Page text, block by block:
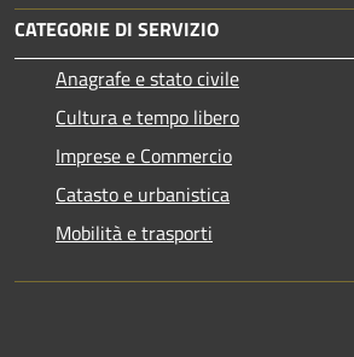
CATEGORIE DI SERVIZIO
Anagrafe e stato civile
Cultura e tempo libero
Imprese e Commercio
Catasto e urbanistica
Mobilità e trasporti